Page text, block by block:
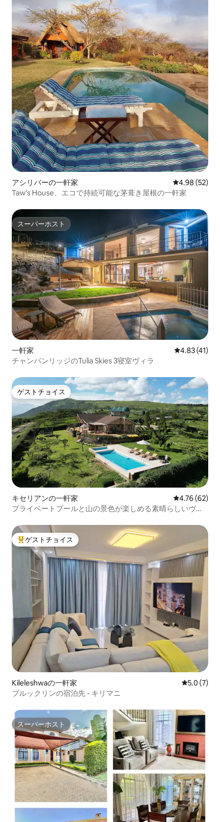
アシリバーの一軒家 レビュー52
4.98 (52)
Taw's House、エコで持続可能な茅葺き屋根の一軒家
スーパーホスト
スーパーホスト
一軒家 レビュー41
4.83 (41)
チャンパンリッジのTulia Skies 3寝室ヴィラ
ゲストチョイス
ゲストチョイス
キセリアンの一軒家 レビュー62
4.76 (62)
プライベートプールと山の景色が楽しめる素晴らしいヴィ
大好評のゲストチョイスです。
ゲストチョイス
Kileleshwaの一軒家 レビュー7
5.0 (7)
ブルックリンの宿泊先 - キリマニ
スーパーホスト
スーパーホスト